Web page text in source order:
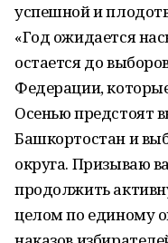
успешной и
«Год ожидается
остается до
Федерации,
Осенью предстоят
Башкортостан и
округа. Призываю
продолжить
целом по единому